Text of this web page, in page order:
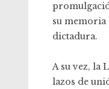
su memoria
dictadura.
A su vez, la
lazos de